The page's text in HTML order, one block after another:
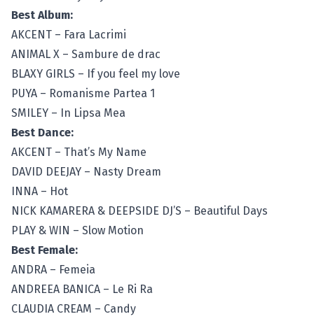
Best Album:
AKCENT – Fara Lacrimi
ANIMAL X – Sambure de drac
BLAXY GIRLS – If you feel my love
PUYA – Romanisme Partea 1
SMILEY – In Lipsa Mea
Best Dance:
AKCENT – That’s My Name
DAVID DEEJAY – Nasty Dream
INNA – Hot
NICK KAMARERA & DEEPSIDE DJ’S – Beautiful Days
PLAY & WIN – Slow Motion
Best Female:
ANDRA – Femeia
ANDREEA BANICA – Le Ri Ra
CLAUDIA CREAM – Candy